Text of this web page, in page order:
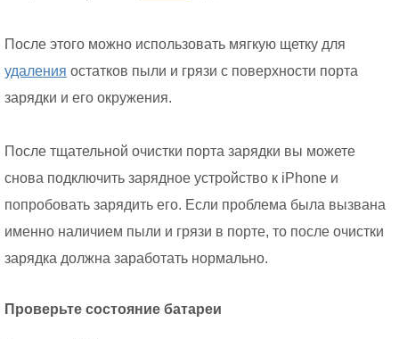
После этого можно использовать мягкую щетку для
удаления остатков пыли и грязи с поверхности порта
зарядки и его окружения.
После тщательной очистки порта зарядки вы можете
снова подключить зарядное устройство к iPhone и
попробовать зарядить его. Если проблема была вызвана
именно наличием пыли и грязи в порте, то после очистки
зарядка должна заработать нормально.
Проверьте состояние батареи